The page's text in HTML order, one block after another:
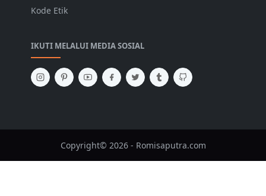
Kode Etik
IKUTI MELALUI MEDIA SOSIAL
Copyright© 2026 - Romisaputra.com